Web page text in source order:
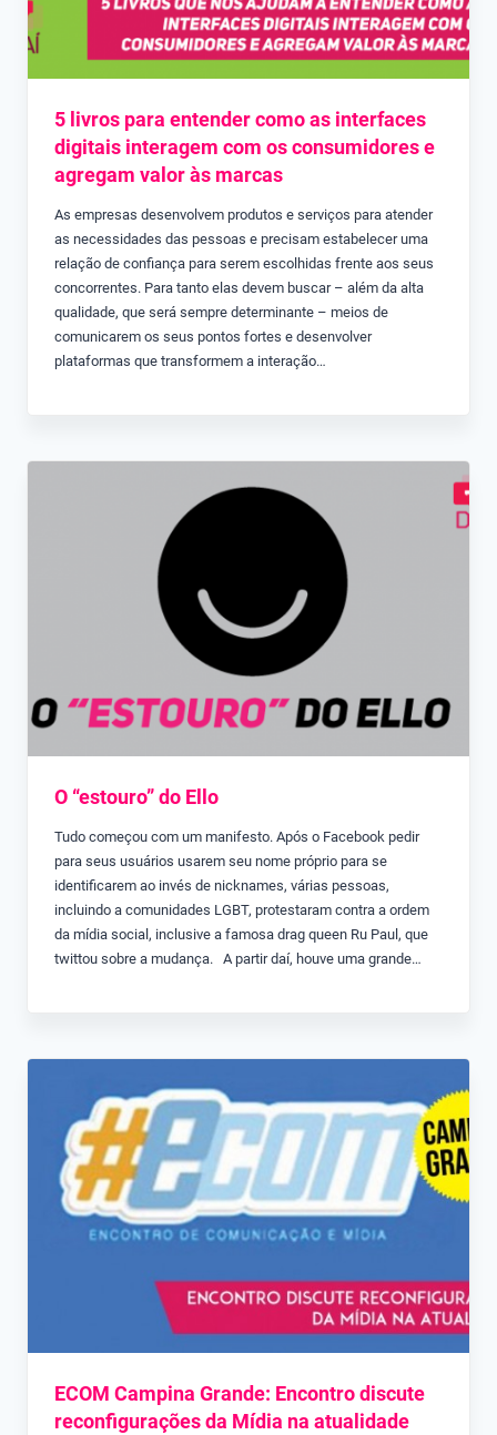
5 livros para entender como as interfaces
digitais interagem com os consumidores e
agregam valor às marcas
As empresas desenvolvem produtos e serviços para atender
as necessidades das pessoas e precisam estabelecer uma
relação de confiança para serem escolhidas frente aos seus
concorrentes. Para tanto elas devem buscar – além da alta
qualidade, que será sempre determinante – meios de
comunicarem os seus pontos fortes e desenvolver
plataformas que transformem a interação…
O “estouro” do Ello
Tudo começou com um manifesto. Após o Facebook pedir
para seus usuários usarem seu nome próprio para se
identificarem ao invés de nicknames, várias pessoas,
incluindo a comunidades LGBT, protestaram contra a ordem
da mídia social, inclusive a famosa drag queen Ru Paul, que
twittou sobre a mudança. A partir daí, houve uma grande…
ECOM Campina Grande: Encontro discute
reconfigurações da Mídia na atualidade